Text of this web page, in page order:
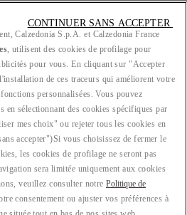
Calzedonia S.p.A. et Calzedonia France
, utilisent des cookies de profilage pour
pour vous. En cliquant sur "Accepter
de ces traceurs qui améliorent votre
personnalisées. Vous pouvez
en sélectionnant des cookies spécifiques par
mes choix" ou rejeter tous les cookies en
accepter")​ Si vous choisissez de fermer le
les cookies de profilage ne seront pas
sera limitée uniquement aux cookies
veuillez consulter notrePolitique de
consentement ou ajuster vos préférences à
CONTINUER SANS ACCEPTER